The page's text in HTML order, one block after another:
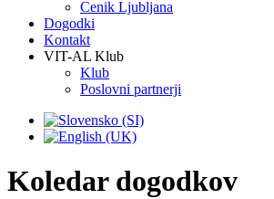
Cenik Ljubljana
Dogodki
Kontakt
VIT-AL Klub
Klub
Poslovni partnerji
Koledar dogodkov